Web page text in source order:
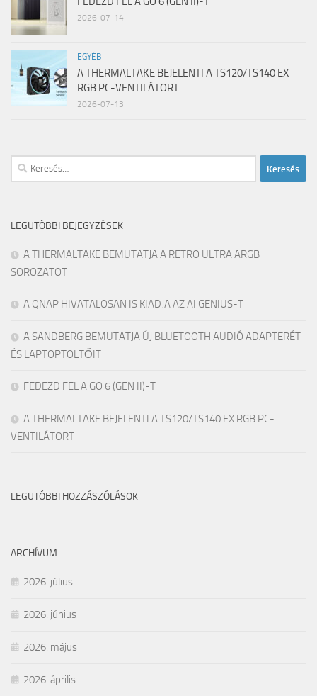
2026-07-14
EGYÉB
A THERMALTAKE BEJELENTI A TS120/TS140 EX
RGB PC-VENTILÁTORT
2026-07-13
Keresés:
LEGUTÓBBI BEJEGYZÉSEK
A THERMALTAKE BEMUTATJA A RETRO ULTRA ARGB
SOROZATOT
A QNAP HIVATALOSAN IS KIADJA AZ AI GENIUS-T
A SANDBERG BEMUTATJA ÚJ BLUETOOTH AUDIÓ ADAPTERÉT
ÉS LAPTOPTÖLTŐIT
FEDEZD FEL A GO 6 (GEN II)-T
A THERMALTAKE BEJELENTI A TS120/TS140 EX RGB PC-
VENTILÁTORT
LEGUTÓBBI HOZZÁSZÓLÁSOK
ARCHÍVUM
2026. július
2026. június
2026. május
2026. április